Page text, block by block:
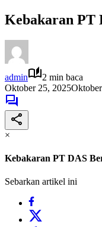
Kebakaran PT
admin
2 min baca
Oktober 25, 2025
×
Kebakaran PT DAS
Sebarkan artikel ini